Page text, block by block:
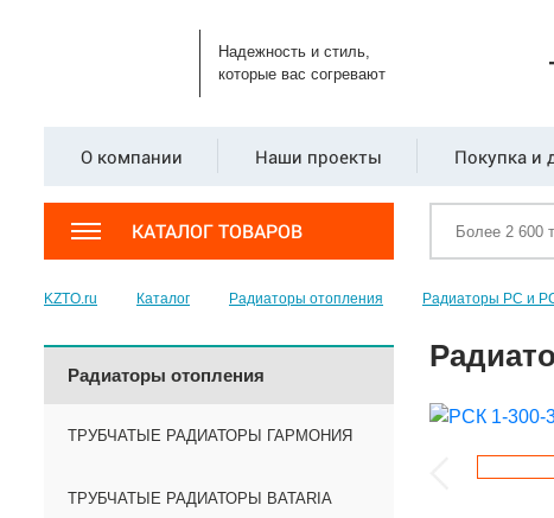
Надежность и стиль,
которые вас согревают
О компании Наши проекты Покупка и
КАТАЛОГ ТОВАРОВ
KZTO.ru Каталог Радиаторы отопления Радиаторы РС и
Радиаторы отопления
ТРУБЧАТЫЕ РАДИАТОРЫ ГАРМОНИЯ
ТРУБЧАТЫЕ РАДИАТОРЫ BATARIA